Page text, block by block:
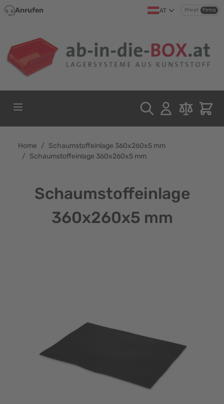
Direkt zum Inhalt
Anrufen AT Privat Firma
Home / Schaumstoffeinlage 360x260x5 mm
/ Schaumstoffeinlage 360x260x5 mm
Schaumstoffeinlage
360x260x5 mm